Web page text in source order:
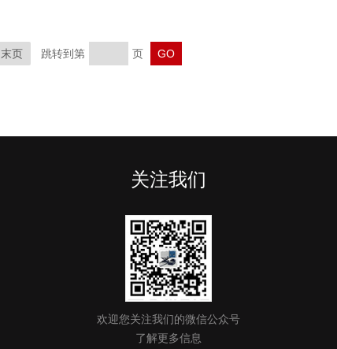
末页 跳转到第 页
关注我们
欢迎您关注我们的微信公众号
了解更多信息